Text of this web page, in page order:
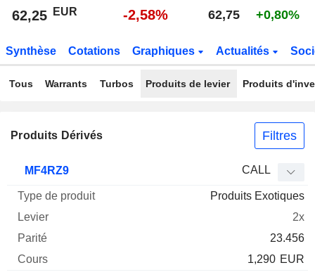
62,25 EUR -2,58% 62,75 +0,80%
Synthèse Cotations Graphiques Actualités
Tous Warrants Turbos Produits de levier Produits
Produits Dérivés Filtres
Mnemo Type produit
Cours
MF4RZ9 CALL
Produits Exotiques
2x
23.456
1,290 EUR